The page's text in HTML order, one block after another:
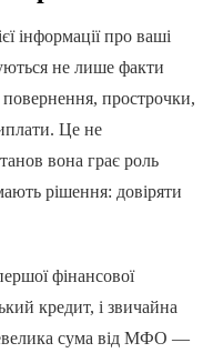
інформації про ваші
не лише факти
прострочки,
Це не
вона грає роль
рішення: довіряти
фінансової
кредит, і звичайна
сума від МФО —